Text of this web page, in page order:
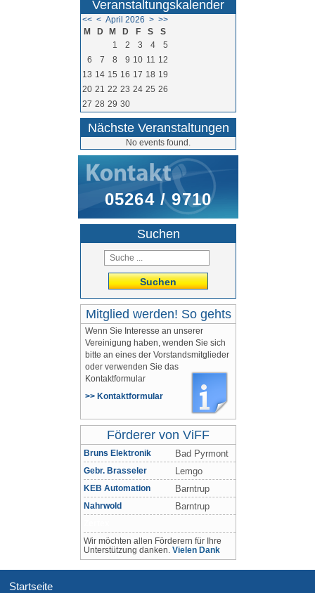
Veranstaltungskalender
<< < April 2026 > >>
M
D M D F S
S
1
2 3 4
5
6
7 8 9 10 11 12
13 14 15 16 17 18 19
20 21 22 23 24 25 26
27 28 29 30
Nächste Veranstaltungen
No events found.
05264 / 9710
Suchen
Suchen
Mitglied werden! So gehts
Wenn Sie Interesse an unserer
Vereinigung haben, wenden Sie sich
bitte an eines der Vorstandsmitglieder
oder verwenden Sie das
Kontaktformular
>> Kontaktformular
Förderer von ViFF
Bruns Elektronik Bad Pyrmont
Gebr. Brasseler Lemgo
KEB Automation Barntrup
Nahrwold Barntrup
Wir möchten allen Förderern für Ihre
Unterstützung danken. Vielen Dank
Startseite